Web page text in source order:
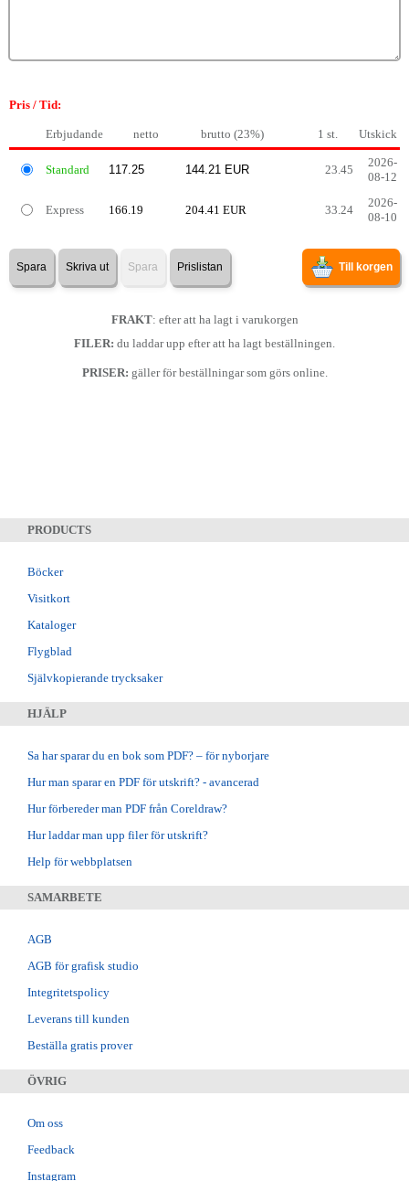
Pris / Tid:
Erbjudande netto brutto (23%) 1 st. Utskick
Standard 23.45
2026-
08-12
Express 166.19 204.41 EUR 33.24
2026-
08-10
Spara Skriva ut Spara Prislistan Till korgen
FRAKT: efter att ha lagt i varukorgen
FILER: du laddar upp efter att ha lagt beställningen.
PRISER: gäller för beställningar som görs online.
PRODUCTS
Böcker
Visitkort
Kataloger
Flygblad
Självkopierande trycksaker
HJÄLP
Sa har sparar du en bok som PDF? – för nyborjare
Hur man sparar en PDF för utskrift? - avancerad
Hur förbereder man PDF från Coreldraw?
Hur laddar man upp filer för utskrift?
Help för webbplatsen
SAMARBETE
AGB
AGB för grafisk studio
Integritetspolicy
Leverans till kunden
Beställa gratis prover
ÖVRIG
Om oss
Feedback
Instagram